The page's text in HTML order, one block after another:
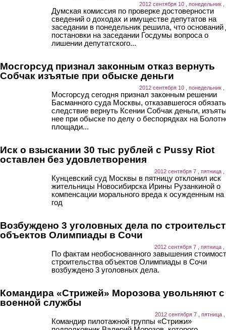
2012 сентября 10 , понедельник ,
Думская комиссия по проверке достоверности
сведений о доходах и имуществе депутатов на
заседании в понедельник решила, что оснований
постановки на заседании Госдумы вопроса о
лишении депутатского...
Мосгорсуд признал законным отказ вернуть
Собчак изъятые при обыске деньги
2012 сентября 10 , понедельник ,
Мосгорсуд сегодня признал законным решении
Басманного суда Москвы, отказавшегося обязать
следствие вернуть Ксении Собчак деньги,
нее при обыске по делу о беспорядках на
площади...
Иск о взыскании 30 тыс рублей с Pussy Riot
оставлен без удовлетворения
2012 сентября 7 , пятница ,
Кунцевский суд Москвы в пятницу отклонил иск
жительницы Новосибирска Ирины Рузанкиной о
компенсации морального вреда к осужденным на
год
Возбуждено 3 уголовных дела по
объектов Олимпиады в Сочи
2012 сентября 7 , пятница ,
По фактам необоснованного завышения
строительства объектов Олимпиады в Сочи
возбуждено 3 уголовных дела.
Командира «Стрижей» Морозова увольняют с
военной службы
2012 сентября 7 , пятница ,
Командир пилотажной группы «Стрижи»